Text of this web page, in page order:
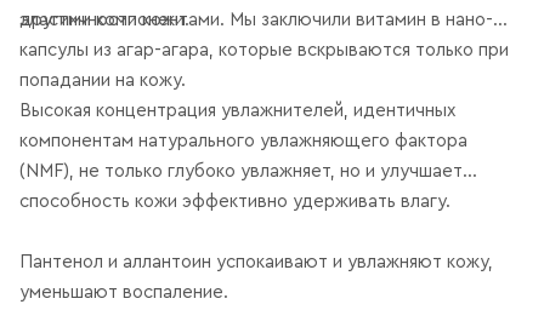
эластичности кожи.
другими компонентами. Мы заключили витамин в нано-
капсулы из агар-агара, которые вскрываются только при
попадании на кожу.
Высокая концентрация увлажнителей, идентичных
компонентам натурального увлажняющего фактора
(NMF), не только глубоко увлажняет, но и улучшает
способность кожи эффективно удерживать влагу.
Пантенол и аллантоин успокаивают и увлажняют кожу,
уменьшают воспаление.